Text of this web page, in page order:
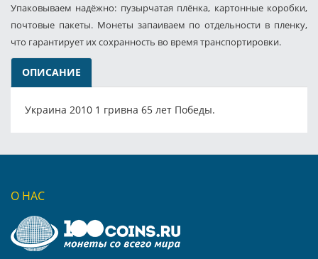
Упаковываем надёжно: пузырчатая плёнка, картонные коробки,
почтовые пакеты. Монеты запаиваем по отдельности в пленку,
что гарантирует их сохранность во время транспортировки.
ОПИСАНИЕ
Украина 2010 1 гривна 65 лет Победы.
О НАС